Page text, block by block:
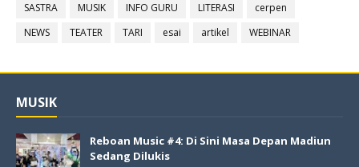
SASTRA MUSIK INFO GURU LITERASI
cerpen
NEWS
TEATER TARI esai artikel WEBINAR
MUSIK
Reboan Music #4: Di Sini Masa Depan Madiun
Sedang Dilukis